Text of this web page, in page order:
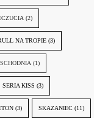
(2)
NA TROPIE (3)
(1)
SERIA KISS (3)
(3) SKAZANIEC (11)